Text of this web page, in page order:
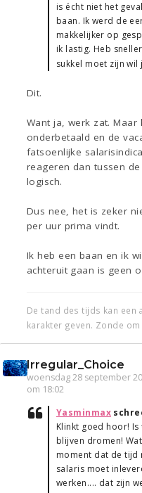
is écht niet het
baan. Ik werd de
makkelijker op
ik lastig. Heb
sukkel moet zijn
Dit.
Want ja, werk zat.
onderbetaald en de
fatsoenlijke
reageren dan tussen
logisch.
Dus nee, het is zeker
per uur prima vindt.
Ik heb een baan en ik
achteruit gaan is geen
De tand des tijds kan een
karakter geven. Zonde
Irregular_Choice
woensdag 28 september
om 18:02
Yasminmax
Klinkt goed hoor!
blijven dromen!
moment dat de tijd
salaris moet
werken.... dat zijn